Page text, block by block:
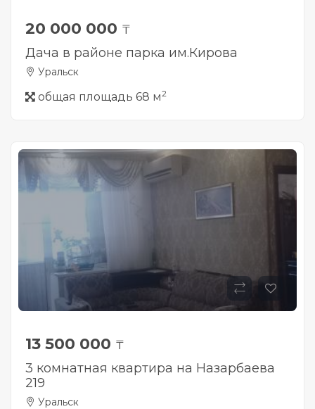
20 000 000 ₸
Дача в районе парка им.Кирова
Уральск
общая площадь 68 м2
13 500 000 ₸
3 комнатная квартира на Назарбаева
219
Уральск